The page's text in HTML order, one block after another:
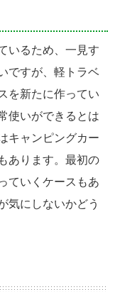
いるため、一見す
ですが、軽トラベ
を新たに作ってい
使いができるとは
キャンピングカー
あります。最初の
ていくケースもあ
気にしないかどう